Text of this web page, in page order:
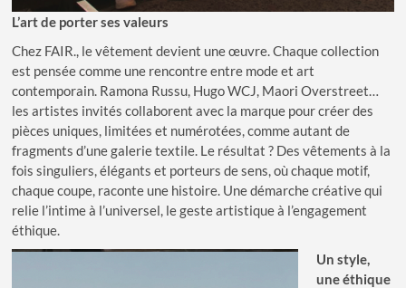
L’art de porter ses valeurs
Chez FAIR., le vêtement devient une œuvre. Chaque collection
est pensée comme une rencontre entre mode et art
contemporain. Ramona Russu, Hugo WCJ, Maori Overstreet…
les artistes invités collaborent avec la marque pour créer des
pièces uniques, limitées et numérotées, comme autant de
fragments d’une galerie textile. Le résultat ? Des vêtements à la
fois singuliers, élégants et porteurs de sens, où chaque motif,
chaque coupe, raconte une histoire. Une démarche créative qui
relie l’intime à l’universel, le geste artistique à l’engagement
éthique.
Un style,
une éthique